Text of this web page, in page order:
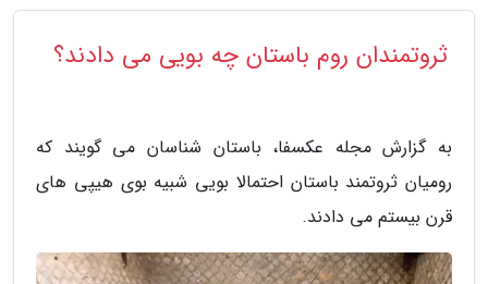
ثروتمندان روم باستان چه بویی می دادند؟
به گزارش مجله عکسفا، باستان شناسان می گویند که
رومیان ثروتمند باستان احتمالا بویی شبیه بوی هیپی های
قرن بیستم می دادند.